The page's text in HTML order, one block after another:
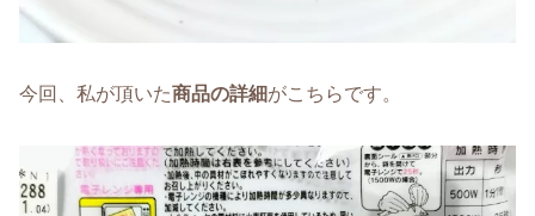
今回、私が頂いた商品の詳細がこちらです。